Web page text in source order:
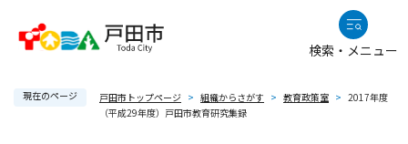
検索・メニュー
現在のページ 戸田市トップページ > 組織からさがす > 教育政策室 > 2017年度
（平成29年度）戸田市教育研究集録